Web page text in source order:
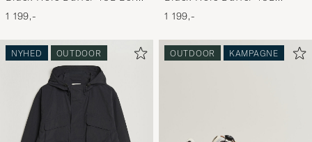
Fig
1 199,-
Cinnamon Brown
1 199,-
NYHED OUTDOOR OUTDOOR KAMPAGNE